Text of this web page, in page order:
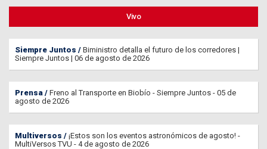
Vivo
Siempre Juntos
Biministro detalla el futuro de los corredores |
Siempre Juntos | 06 de agosto de 2026
Prensa
Freno al Transporte en Biobío - Siempre Juntos - 05 de
agosto de 2026
Multiversos
¡Estos son los eventos astronómicos de agosto! -
MultiVersos TVU - 4 de agosto de 2026